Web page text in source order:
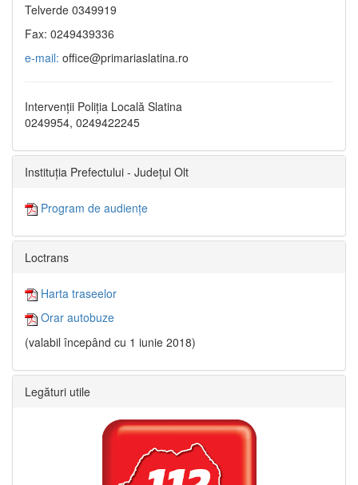
Telverde 0349919
Fax: 0249439336
e-mail: office@primariaslatina.ro
Intervenții Poliția Locală Slatina
0249954, 0249422245
Instituția Prefectului - Județul Olt
Program de audiențe
Loctrans
Harta traseelor
Orar autobuze
(valabil începând cu 1 iunie 2018)
Legături utile